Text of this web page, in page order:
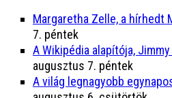
Margaretha Zelle, a hírhedt
7. péntek
A Wikipédia alapítója,
augusztus 7. péntek
A világ legnagyobb